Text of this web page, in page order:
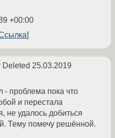
+00:00
Deleted 25.03.2019
- проблема пока что
и перестала
не удалось добиться
Тему помечу решённой.